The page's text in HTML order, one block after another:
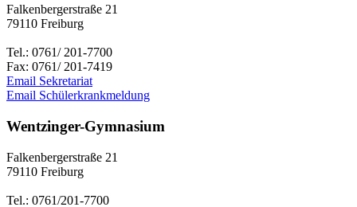
Falkenbergerstraße 21
79110 Freiburg
Tel.: 0761/ 201-7700
Fax: 0761/ 201-7419
Email Sekretariat
Email Schülerkrankmeldung
Wentzinger-Gymnasium
Falkenbergerstraße 21
79110 Freiburg
Tel.: 0761/201-7700